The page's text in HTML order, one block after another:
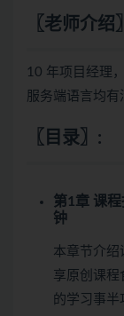
〖老师介绍
10 年项目经理
服务端语言均有
〖目录〗:
第1章 课
钟
本章节介绍
享原创课程
的学习事半